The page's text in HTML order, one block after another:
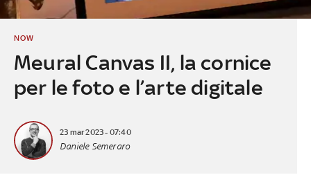
Meural Canvas II, la cornice
per le foto e l’arte digitale
NOW
23 mar 2023 - 07:40
Daniele Semeraro